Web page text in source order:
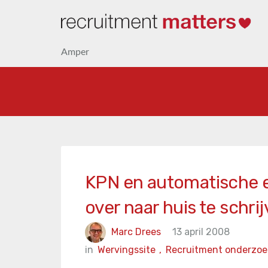
Amper
KPN en automatische
over naar huis te
Marc Drees
13 april 2008
in
Recruitment
Wervingssite ,